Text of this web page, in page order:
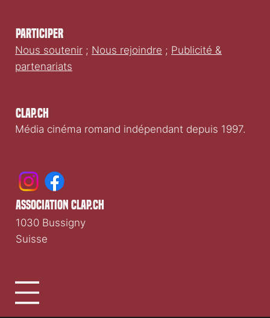
Clap.ch
Média cinéma romand indépendant depuis 1997.
Participer
Nous soutenir ; Nous rejoindre ; Publicité &
partenariats
association clap.ch
1030 Bussigny
Suisse